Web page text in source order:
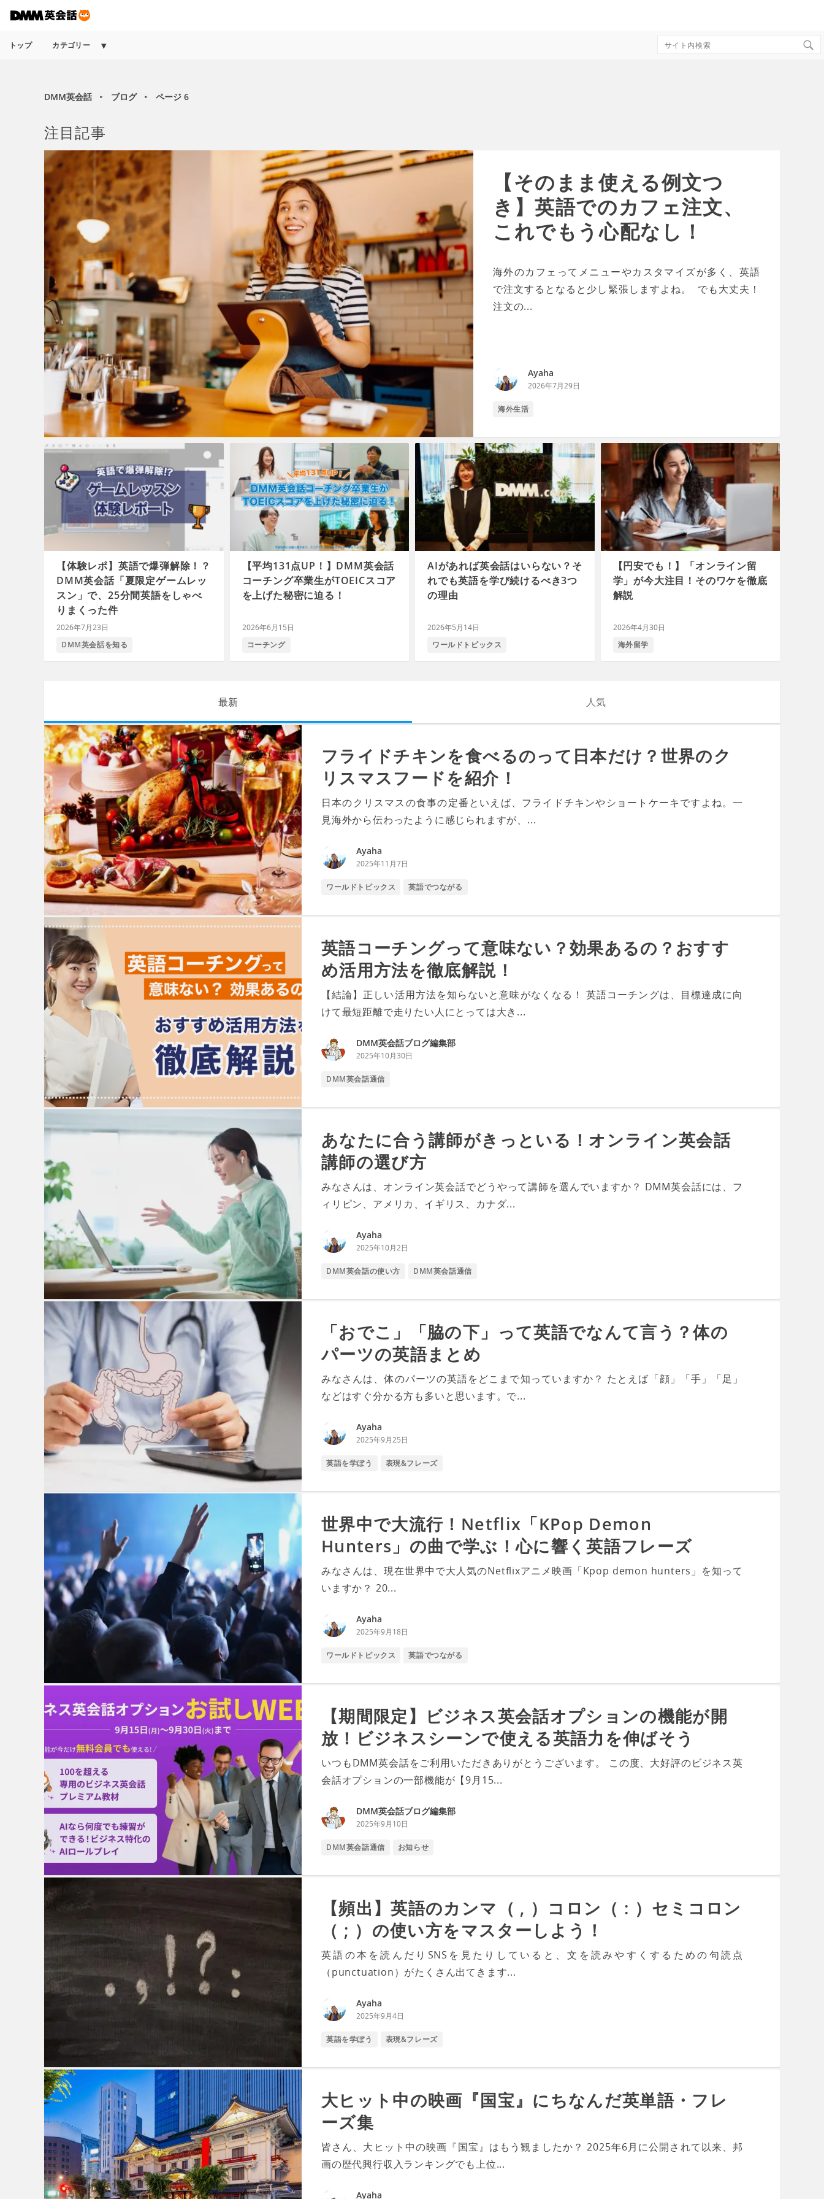
トップ カテゴリー
Search
DMM英会話 ► ブログ ► ページ 6
注目記事
【そのまま使える例文つ
き】英語でのカフェ注文、
これでもう心配なし！
海外のカフェってメニューやカスタマイズが多く、英語
で注文するとなると少し緊張しますよね。 でも大丈夫！
注文の...
Ayaha
2026年7月29日
海外生活
【体験レポ】英語で爆弾解除！？
DMM英会話「夏限定ゲームレッ
スン」で、25分間英語をしゃべ
りまくった件
2026年7月23日
DMM英会話を知る
【平均131点UP！】DMM英会話
コーチング卒業生がTOEICスコア
を上げた秘密に迫る！
2026年6月15日
コーチング
AIがあれば英会話はいらない？そ
れでも英語を学び続けるべき3つ
の理由
2026年5月14日
ワールドトピックス
【円安でも！】「オンライン留
学」が今大注目！そのワケを徹底
解説
2026年4月30日
海外留学
最新 人気
フライドチキンを食べるのって日本だけ？世界のク
リスマスフードを紹介！
日本のクリスマスの食事の定番といえば、フライドチキンやショートケーキですよね。一
見海外から伝わったように感じられますが、...
Ayaha
2025年11月7日
ワールドトピックス 英語でつながる
英語コーチングって意味ない？効果あるの？おすす
め活用方法を徹底解説！
【結論】正しい活用方法を知らないと意味がなくなる！ 英語コーチングは、目標達成に向
けて最短距離で走りたい人にとっては大き...
DMM英会話ブログ編集部
2025年10月30日
DMM英会話通信
あなたに合う講師がきっといる！オンライン英会話
講師の選び方
みなさんは、オンライン英会話でどうやって講師を選んでいますか？ DMM英会話には、フ
ィリピン、アメリカ、イギリス、カナダ...
Ayaha
2025年10月2日
DMM英会話の使い方 DMM英会話通信
「おでこ」「脇の下」って英語でなんて言う？体の
パーツの英語まとめ
みなさんは、体のパーツの英語をどこまで知っていますか？ たとえば「顔」「手」「足」
などはすぐ分かる方も多いと思います。で...
Ayaha
2025年9月25日
英語を学ぼう 表現&フレーズ
世界中で大流行！Netflix「KPop Demon
Hunters」の曲で学ぶ！心に響く英語フレーズ
みなさんは、現在世界中で大人気のNetflixアニメ映画「Kpop demon hunters」を知って
いますか？ 20...
Ayaha
2025年9月18日
ワールドトピックス 英語でつながる
【期間限定】ビジネス英会話オプションの機能が開
放！ビジネスシーンで使える英語力を伸ばそう
いつもDMM英会話をご利用いただきありがとうございます。 この度、大好評のビジネス英
会話オプションの一部機能が【9月15...
DMM英会話ブログ編集部
2025年9月10日
DMM英会話通信 お知らせ
【頻出】英語のカンマ（ , ）コロン（ : ）セミコロン
（ ; ）の使い方をマスターしよう！
英語の本を読んだりSNSを見たりしていると、文を読みやすくするための句読点
（punctuation）がたくさん出てきます...
Ayaha
2025年9月4日
英語を学ぼう 表現&フレーズ
大ヒット中の映画『国宝』にちなんだ英単語・フレ
ーズ集
皆さん、大ヒット中の映画『国宝』はもう観ましたか？ 2025年6月に公開されて以来、邦
画の歴代興行収入ランキングでも上位...
Ayaha